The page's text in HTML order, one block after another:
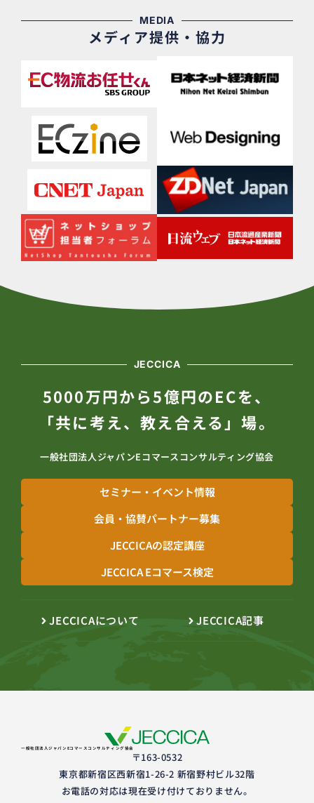
MEDIA
メディア提供・協力
JECCICA
5000万円から5億円のECを、
「共に考え、教え合える」場。
一般社団法人ジャパンEコマースコンサルティング協会
セミナー・イベント情報
会員・協賛パートナー募集
JECCICAの認定講座
JECCICA Eコマース検定
JECCICAについて JECCICA記事
一般社団法人ジャパンEコマースコンサルティング協会
〒163-0532
東京都新宿区西新宿1-26-2 新宿野村ビル32階
お電話の対応は現在受け付けておりません。